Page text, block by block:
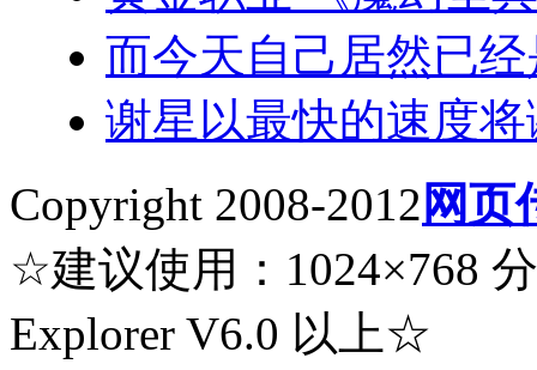
而今天自己居然已
谢星以最快的速度
Copyright 2008-2012 网页
☆建议使用：1024×768
Explorer V6.0 以上☆